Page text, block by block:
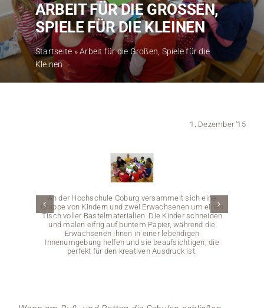
Hochschule Coburg
Regionalentwicklung
Entdecke die Region
News
Veranstaltungen
ARBEIT FÜR DIE GROSSEN, S
PIELE FÜR DIE KLEINEN
Startseite »Arbeit für die Großen, Spiele für die
Kleinen
1. Dezember '15
An der Hochschule Coburg versammelt sich eine
Gruppe von Kindern und zwei Erwachsenen um einen
Tisch voller Bastelmaterialien. Die Kinder schneiden
und malen eifrig auf buntem Papier, während die
Erwachsenen ihnen in einer lebendigen
Innenumgebung helfen und sie beaufsichtigen, die
perfekt für den kreativen Ausdruck ist.